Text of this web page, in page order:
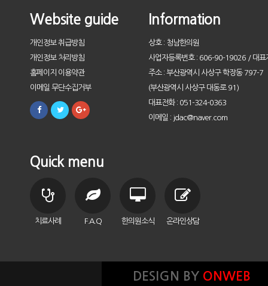
Website guide
개인정보 취급방침
개인정보 처리방침
홈페이지 이용약관
이메일 무단수집거부
Information
상호 : 청남한의원
사업자등록번호 : 606-90-19026 / 대표
주소 : 부산광역시 사상구 학장동 797-7
(부산광역시 사상구 대동로 91)
대표전화 : 051-324-0363
이메일 : jdac@naver.com
Quick menu
치료사례 F.A.Q 한의원소식 온라인상담
DESIGN BY ONWEB